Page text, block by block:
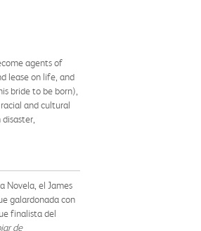
agents of
lease on life, and
bride to be born),
and cultural
Novela, el James
galardonada con
finalista del
de